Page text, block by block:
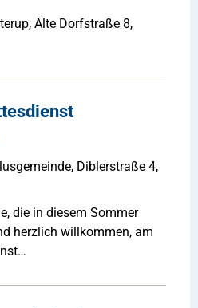
Alte Dorfstraße 8,
Diblerstraße 4,
die in diesem Sommer
herzlich willkommen, am